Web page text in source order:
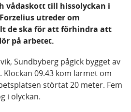
vådaskott till hissolyckan i
utreder om
de ska för att förhindra att
på arbetet.
Sundbyberg pågick bygget av
09.43 kom larmet om
störtat 20 meter. Fem
i olyckan.